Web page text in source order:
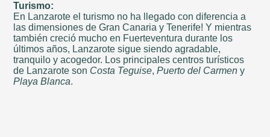
Turismo:
En Lanzarote el turismo no ha llegado con diferencia a
las dimensiones de Gran Canaria y Tenerife! Y mientras
también creció mucho en Fuerteventura durante los
últimos años, Lanzarote sigue siendo agradable,
tranquilo y acogedor. Los principales centros turísticos
de Lanzarote son Costa Teguise,Puerto del Carmen y
Playa Blanca.